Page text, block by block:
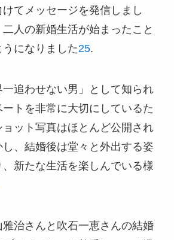
てメッセージを発信しまし
人の新婚生活が始まったこと
になりました25.
追わせない男」として知られ
トを非常に大切にしているた
ット写真はほとんど公開され
、結婚後は堂々と外出する姿
新たな生活を楽しんでいる様
治さんと吹石一恵さんの結婚